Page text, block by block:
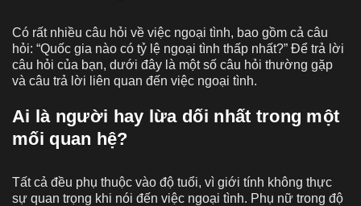
Có rất nhiều câu hỏi về việc ngoại tình, bao gồm cả câu
hỏi: “Quốc gia nào có tỷ lệ ngoại tình thấp nhất?” Để trả lời
câu hỏi của bạn, dưới đây là một số câu hỏi thường gặp
và câu trả lời liên quan đến việc ngoại tình.
Ai là người hay lừa dối nhất trong một
mối quan hệ?
Tất cả đều phụ thuộc vào độ tuổi, vì giới tính không thực
sự quan trọng khi nói đến việc ngoại tình. Phụ nữ trong độ